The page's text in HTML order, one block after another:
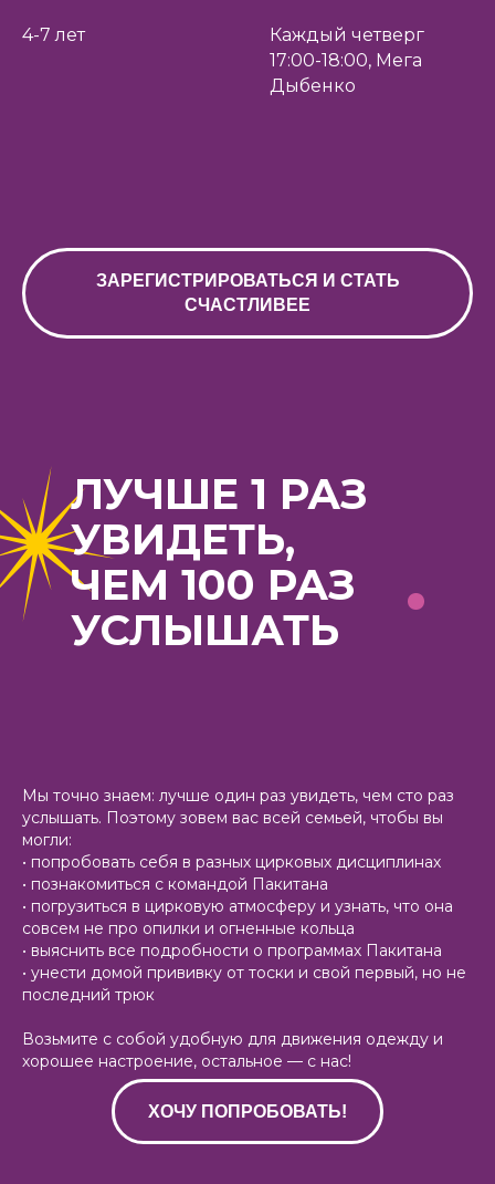
4-7 лет
Каждый четверг
17:00-18:00, Мега
Дыбенко
ЗАРЕГИСТРИРОВАТЬСЯ И СТАТЬ
СЧАСТЛИВЕЕ
ЛУЧШЕ 1 РАЗ
УВИДЕТЬ,
ЧЕМ 100 РАЗ
УСЛЫШАТЬ
Мы точно знаем: лучше один раз увидеть, чем сто раз
услышать. Поэтому зовем вас всей семьей, чтобы вы
могли:
• попробовать себя в разных цирковых дисциплинах
• познакомиться с командой Пакитана
• погрузиться в цирковую атмосферу и узнать, что она
совсем не про опилки и огненные кольца
• выяснить все подробности о программах Пакитана
• унести домой прививку от тоски и свой первый, но не
последний трюк
Возьмите с собой удобную для движения одежду и
хорошее настроение, остальное — с нас!
ХОЧУ ПОПРОБОВАТЬ!